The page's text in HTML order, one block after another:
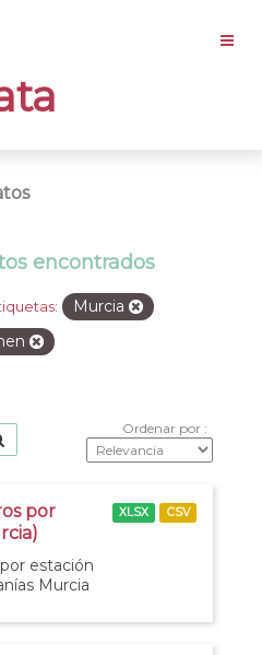
encontrados
Murcia
Ordenar por
por
estación
Murcia
XLSX CSV